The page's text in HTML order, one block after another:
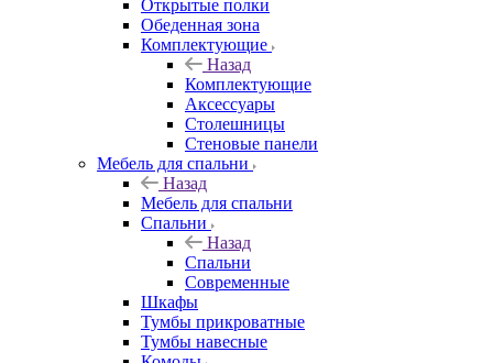
Открытые полки
Обеденная зона
Комплектующие
Назад
Комплектующие
Аксессуары
Столешницы
Стеновые панели
Мебель для спальни
Назад
Мебель для спальни
Спальни
Назад
Спальни
Современные
Шкафы
Тумбы прикроватные
Тумбы навесные